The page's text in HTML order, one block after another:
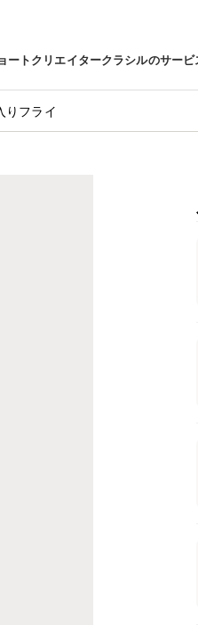
ートクリエイタークラシルのサービ
りフライ